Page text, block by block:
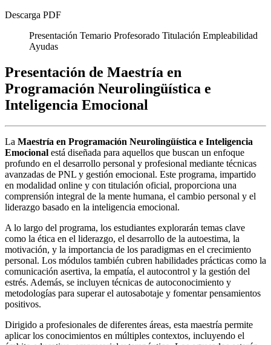
Descarga PDF
Presentación Temario Profesorado Titulación Empleabilidad
Ayudas
Presentación de Maestría en
Programación Neurolingüística e
Inteligencia Emocional
La Maestría en Programación Neurolingüística e Inteligencia
Emocional está diseñada para aquellos que buscan un enfoque
profundo en el desarrollo personal y profesional mediante técnicas
avanzadas de PNL y gestión emocional. Este programa, impartido
en modalidad online y con titulación oficial, proporciona una
comprensión integral de la mente humana, el cambio personal y el
liderazgo basado en la inteligencia emocional.
A lo largo del programa, los estudiantes explorarán temas clave
como la ética en el liderazgo, el desarrollo de la autoestima, la
motivación, y la importancia de los paradigmas en el crecimiento
personal. Los módulos también cubren habilidades prácticas como la
comunicación asertiva, la empatía, el autocontrol y la gestión del
estrés. Además, se incluyen técnicas de autoconocimiento y
metodologías para superar el autosabotaje y fomentar pensamientos
positivos.
Dirigido a profesionales de diferentes áreas, esta maestría permite
aplicar los conocimientos en múltiples contextos, incluyendo el